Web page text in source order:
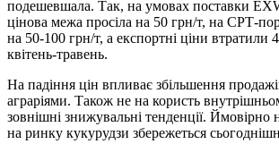
подешевшала. Так, на умовах поставки
цінова межа просіла на 50 грн/т, на СРТ-
на 50-100 грн/т, а експортні ціни втратили
квітень-травень.
На падіння цін впливає збільшення
аграріями. Також не на користь
зовнішні знижувальні тенденції.
на ринку кукурудзи збережеться